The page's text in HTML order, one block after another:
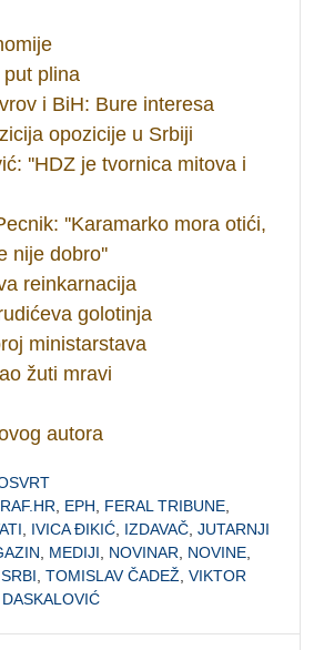
plina
i BiH: Bure interesa
opozicije u Srbiji
''HDZ je tvornica mitova i
''Karamarko mora otići,
nije dobro''
reinkarnacija
golotinja
ministarstava
žuti mravi
autora
EPH FERAL TRIBUNE
IVICA ĐIKIĆ IZDAVAČ ,JUTARNJI
MEDIJI NOVINAR NOVINE
,SRBI ,TOMISLAV ČADEŽ ,VIKTOR